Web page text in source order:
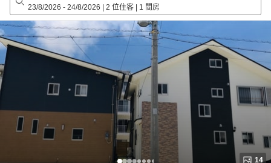
23/8/2026 - 24/8/2026 | 2 位住客 | 1 間房
14